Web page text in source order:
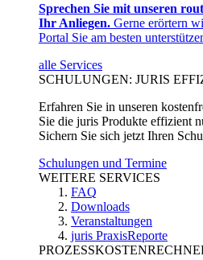
Sprechen Sie mit unseren
Ihr Anliegen. Gerne erörtern
Portal Sie am besten
alle Services
SCHULUNGEN: JURIS
Erfahren Sie in unseren
Sie die juris Produkte effizient
Sichern Sie sich jetzt Ihren
Schulungen und Termine
WEITERE SERVICES
FAQ
Downloads
Veranstaltungen
juris PraxisReporte